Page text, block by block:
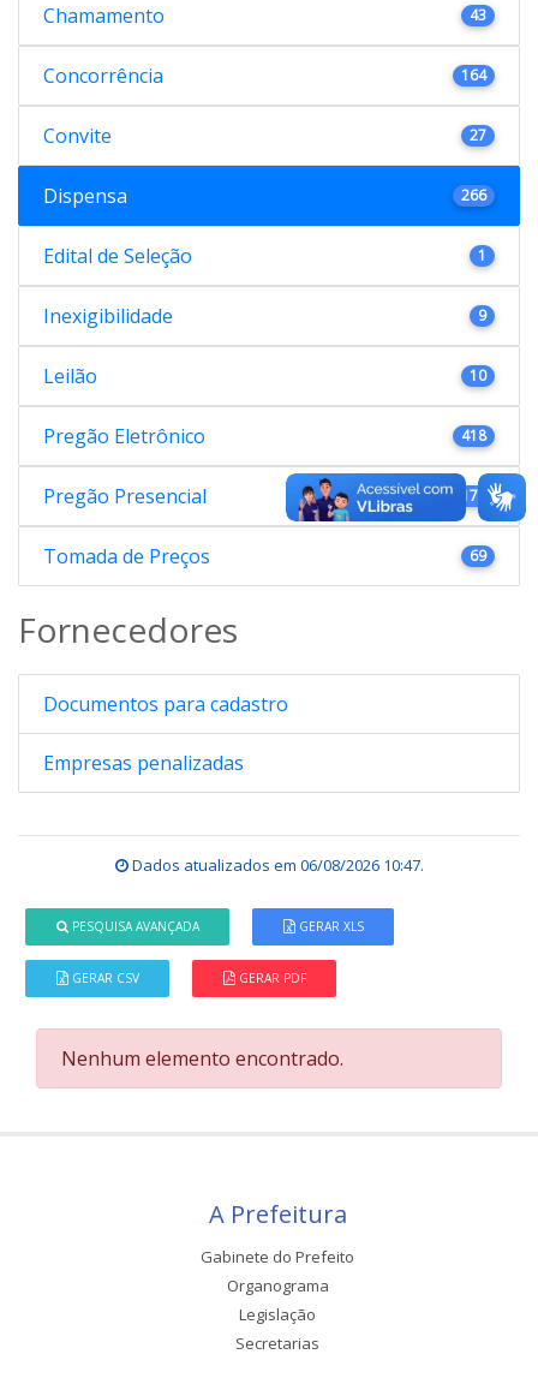
Chamamento 43
Concorrência 164
Convite 27
Dispensa 266
Edital de Seleção 1
Inexigibilidade 9
Leilão 10
Pregão Eletrônico 418
Pregão Presencial 176
Tomada de Preços 69
Fornecedores
Documentos para cadastro
Empresas penalizadas
Dados atualizados em 06/08/2026 10:47.
PESQUISA AVANÇADA GERAR XLS
GERAR CSV GERAR PDF
Nenhum elemento encontrado.
A Prefeitura
Gabinete do Prefeito
Organograma
Legislação
Secretarias